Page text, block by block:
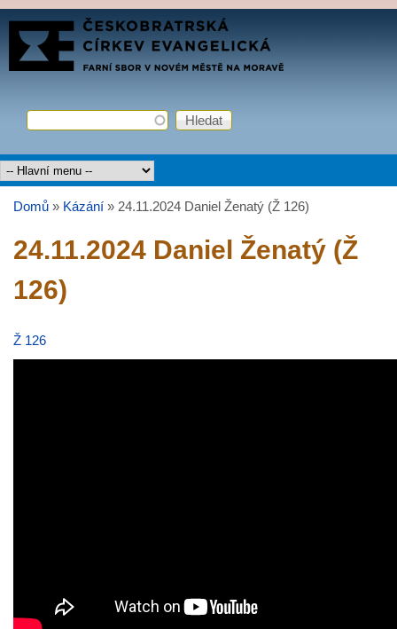
Přejít k hlavnímu obsahu
FARNÍ
SBOR
Vyhledávání
Hledat
Hlavní menu
Domů » Kázání » 24.11.2024 Daniel Ženatý (Ž 126)
24.11.2024 Daniel Ženatý (Ž
126)
Ž 126